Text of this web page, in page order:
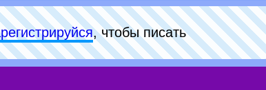
, чтобы писать